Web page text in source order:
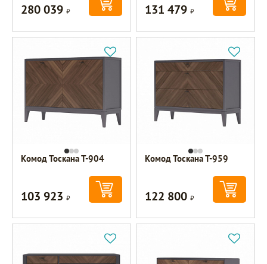
280 039Р 131 479Р
Комод Тоскана Т-904
103 923Р
Комод Тоскана Т-959
122 800Р